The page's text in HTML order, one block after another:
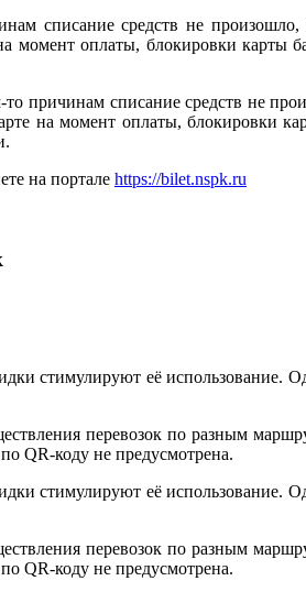
списание средств не произошло,
момент оплаты, блокировки
причинам списание средств не
на момент оплаты,
на портале https://bilet.nspk.ru
стимулируют её
перевозок по разным
QR-коду не предусмотрена.
стимулируют её
перевозок по разным
QR-коду не предусмотрена.